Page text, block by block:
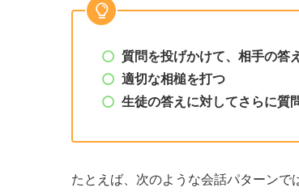
質問を投げかけて、相手の答
適切な相槌を打つ
生徒の答えに対してさらに質
たとえば、次のような会話パターンで